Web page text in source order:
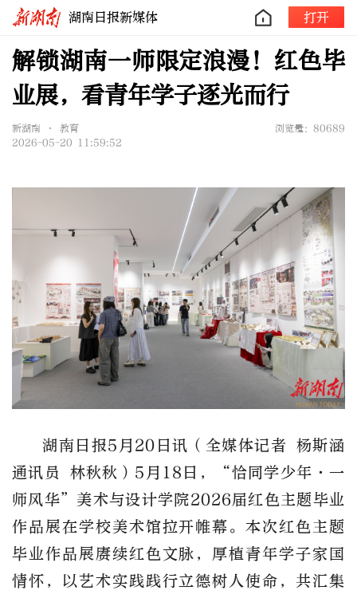
湖南日报新媒体 打开
解锁湖南一师限定浪漫！红色毕
业展，看青年学子逐光而行
新湖南 • 教育
浏览量：80689
2026-05-20 11:59:52
湖南日报5月20日讯（全媒体记者 杨斯涵
通讯员 林秋秋）5月18日，“恰同学少年·一
师风华”美术与设计学院2026届红色主题毕业
作品展在学校美术馆拉开帷幕。本次红色主题
毕业作品展赓续红色文脉，厚植青年学子家国
情怀，以艺术实践践行立德树人使命，共汇集